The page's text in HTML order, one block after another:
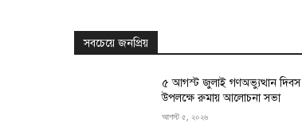
সবচেয়ে জনপ্রিয়
৫ আগস্ট জুলাই গণঅভ্যুত্থান দিবস
উপলক্ষে রুমায় আলোচনা সভা
আগস্ট ৫, ২০২৬